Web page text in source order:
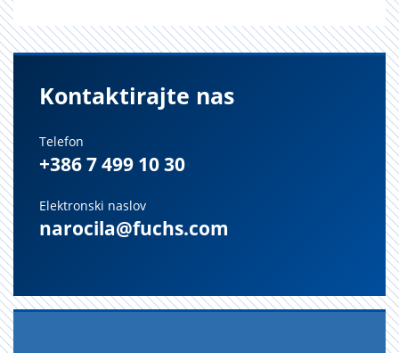
Kontaktirajte nas
Telefon
+386 7 499 10 30
Elektronski naslov
narocila@fuchs.com